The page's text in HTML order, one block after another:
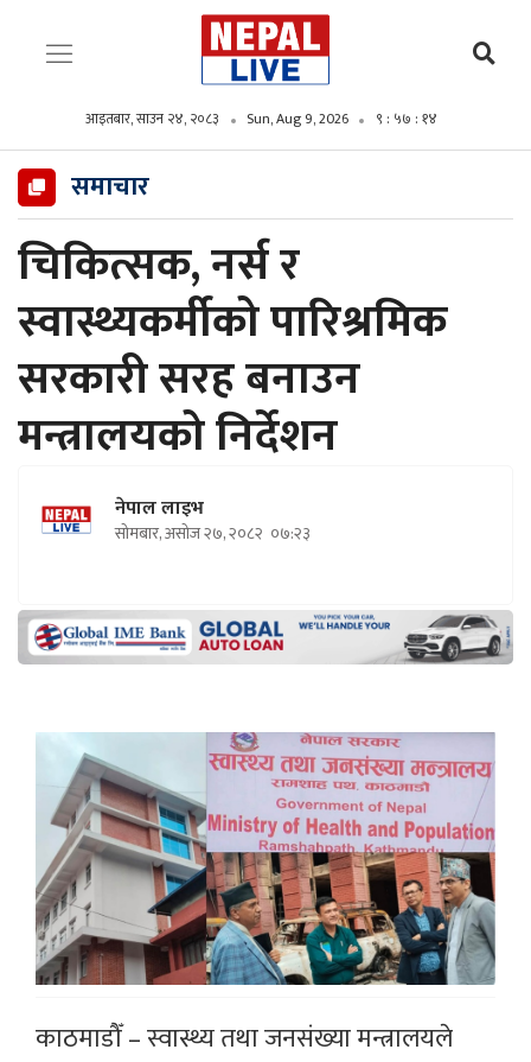
आइतबार, साउन २४, २०८३ Sun, Aug 9, 2026 ९ : ५७ : १६
समाचार
चिकित्सक, नर्स र
स्वास्थ्यकर्मीको पारिश्रमिक
सरकारी सरह बनाउन
मन्त्रालयको निर्देशन
नेपाल लाइभ
सोमबार, असोज २७, २०८२ ०७:२३
काठमाडौँ – स्वास्थ्य तथा जनसंख्या मन्त्रालयले